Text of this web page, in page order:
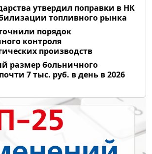
утвердил поправки в НК
топливного рынка
порядок
контроля
производств
размер больничного
7 тыс. руб. в день в 2026